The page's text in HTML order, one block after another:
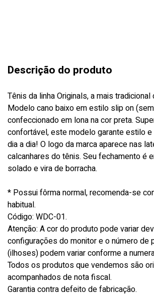
Descrição do produto
Tênis da linha Originals, a mais tradicional
Modelo cano baixo em estilo slip on
confeccionado em lona na cor preta.
confortável, este modelo garante estilo e
dia a dia! O logo da marca aparece nas
calcanhares do tênis. Seu fechamento é
solado e vira de borracha.
* Possui fôrma normal, recomenda-se
habitual.
Código: WDC-01.
Atenção: A cor do produto pode variar
configurações do monitor e o número de
(ilhoses) podem variar conforme a
Todos os produtos que vendemos são
acompanhados de nota fiscal.
Garantia contra defeito de fabricação.